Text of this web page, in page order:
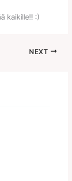
kaikille!! :)
NEXT